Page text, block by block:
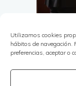
Utilizamos cookies
hábitos de navegación.
preferencias, aceptar o